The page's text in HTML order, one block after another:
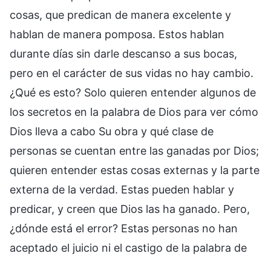
cosas, que predican de manera excelente y
hablan de manera pomposa. Estos hablan
durante días sin darle descanso a sus bocas,
pero en el carácter de sus vidas no hay cambio.
¿Qué es esto? Solo quieren entender algunos de
los secretos en la palabra de Dios para ver cómo
Dios lleva a cabo Su obra y qué clase de
personas se cuentan entre las ganadas por Dios;
quieren entender estas cosas externas y la parte
externa de la verdad. Estas pueden hablar y
predicar, y creen que Dios las ha ganado. Pero,
¿dónde está el error? Estas personas no han
aceptado el juicio ni el castigo de la palabra de